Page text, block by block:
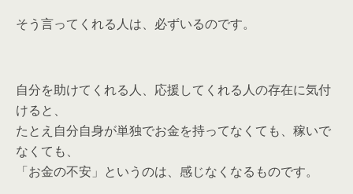
そう言ってくれる人は、必ずいるのです。
自分を助けてくれる人、応援してくれる人の存在に気付
けると、
たとえ自分自身が単独でお金を持ってなくても、稼いで
なくても、
「お金の不安」というのは、感じなくなるものです。